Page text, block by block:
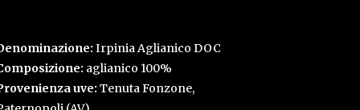
Irpinia Aglianico DOC
aglianico 100%
uve: Tenuta Fonzone,